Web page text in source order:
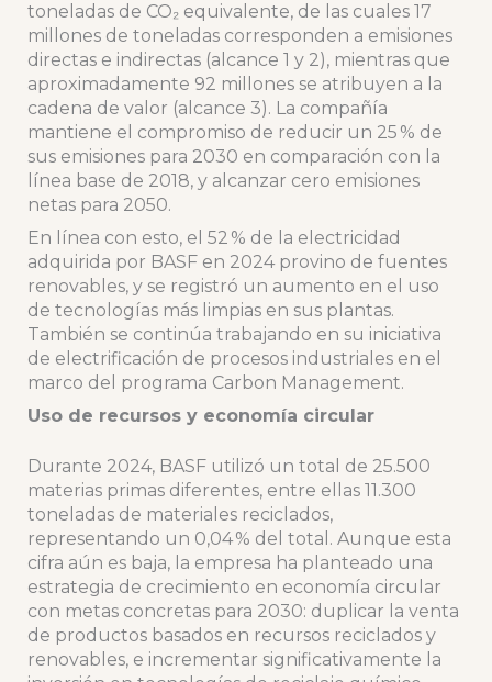
toneladas de CO₂ equivalente, de las cuales 17
millones de toneladas corresponden a emisiones
directas e indirectas (alcance 1 y 2), mientras que
aproximadamente 92 millones se atribuyen a la
cadena de valor (alcance 3). La compañía
mantiene el compromiso de reducir un 25 % de
sus emisiones para 2030 en comparación con la
línea base de 2018, y alcanzar cero emisiones
netas para 2050.
En línea con esto, el 52 % de la electricidad
adquirida por BASF en 2024 provino de fuentes
renovables, y se registró un aumento en el uso
de tecnologías más limpias en sus plantas.
También se continúa trabajando en su iniciativa
de electrificación de procesos industriales en el
marco del programa Carbon Management.
Uso de recursos y economía circular
Durante 2024, BASF utilizó un total de 25.500
materias primas diferentes, entre ellas 11.300
toneladas de materiales reciclados,
representando un 0,04 % del total. Aunque esta
cifra aún es baja, la empresa ha planteado una
estrategia de crecimiento en economía circular
con metas concretas para 2030: duplicar la venta
de productos basados en recursos reciclados y
renovables, e incrementar significativamente la